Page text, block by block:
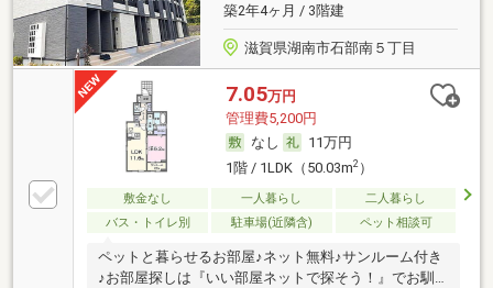
築2年4ヶ月 / 3階建
滋賀県湖南市石部南５丁目
7.05万円
管理費5,200円
なし
11万円
1階 / 1LDK（50.03m2）
敷金なし 一人暮らし
二人暮らし
バス・トイレ別
駐車場(近隣含) ペット相談可
ペットと暮らせるお部屋♪ネット無料♪サンルーム付き
♪お部屋探しは『いい部屋ネットで探そう！』でお馴